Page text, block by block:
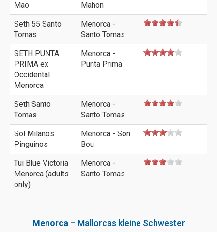
Mao
Mahon
Seth 55 Santo
Tomas
Menorca -
Santo Tomas
SETH PUNTA
PRIMA ex
Occidental
Menorca
Menorca -
Punta Prima
Seth Santo
Tomas
Menorca -
Santo Tomas
Sol Milanos
Pinguinos
Menorca - Son
Bou
Tui Blue Victoria
Menorca (adults
only)
Menorca -
Santo Tomas
Menorca – Mallorcas kleine Schwester